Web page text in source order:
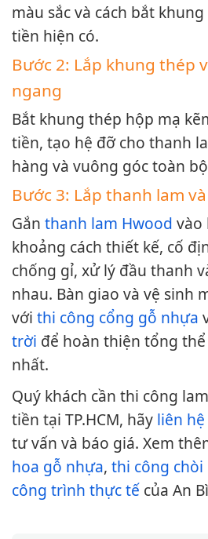
màu sắc và cách bắt
tiền hiện có.
Bước 2: Lắp khung thép
ngang
Bắt khung thép hộp mạ
tiền, tạo hệ đỡ cho thanh
hàng và vuông góc toàn
Bước 3: Lắp thanh lam
Gắn thanh lam Hwood vào
khoảng cách thiết kế, cố
chống gỉ, xử lý đầu thanh
nhau. Bàn giao và vệ sinh
với thi công cổng gỗ nhựa
trời để hoàn thiện tổng
nhất.
Quý khách cần thi công
tiền tại TP.HCM, hãy liên
tư vấn và báo giá. Xem
hoa gỗ nhựa, thi công
công trình thực tế của An